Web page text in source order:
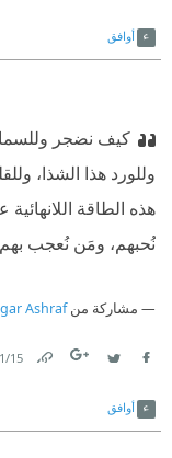
أوافق
كيف نضجر
وللورد هذا الشذا،
هذه الطاقة
نُحبهم، ومَن نُعجب
مشاركة منAshraf
15‏/1‏/2026
أوافق